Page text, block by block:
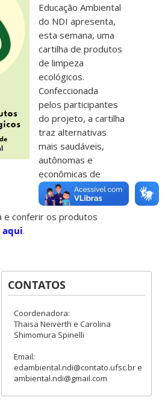
Educação Ambiental
do NDI apresenta,
esta semana, uma
cartilha de produtos
de limpeza
ecológicos.
Confeccionada
pelos participantes
do projeto, a cartilha
trazalternativas
mais saudáveis,
autônomas e
econômicas de
e conferir os produtos
aqui.
CONTATOS
Coordenadora:
Thaisa Neiverth e Carolina
Shimomura Spinelli
Email:
edambiental.ndi@contato.ufsc.br e
ambiental.ndi@gmail.com